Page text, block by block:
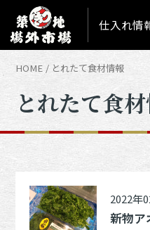
仕入れ情
HOME とれたて食材情報
とれたて食
2022年
新物ア